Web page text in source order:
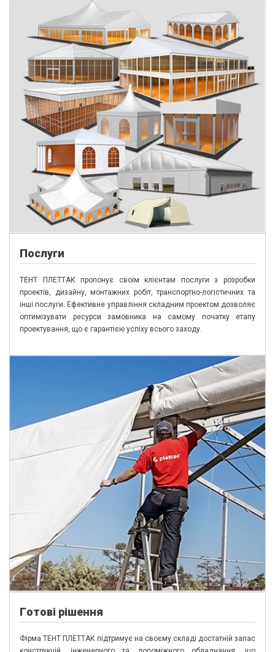
Послуги
ТЕНТ ПЛЕТТАК пропонує своїм клієнтам послуги з розробки
проектів, дизайну, монтажних робіт, транспортно-логістичних та
інші послуги. Ефективне управління складним проектом дозволяє
оптимізувати ресурси замовника на самому початку етапу
проектування, що є гарантією успіху всього заходу.
Готові рішення
Фірма ТЕНТ ПЛЕТТАК підтримує на своєму складі достатній запас